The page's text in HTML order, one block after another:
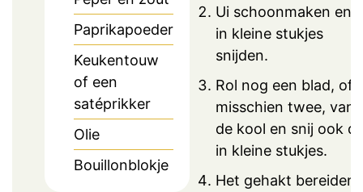
Paprikapoeder
Keukentouw
of een
satéprikker
Olie
Bouillonblokje
Ui schoonmaken en
in kleine stukjes
snijden.
Rol nog een blad, of
misschien twee, van
de kool en snij ook
in kleine stukjes.
Het gehakt bereiden